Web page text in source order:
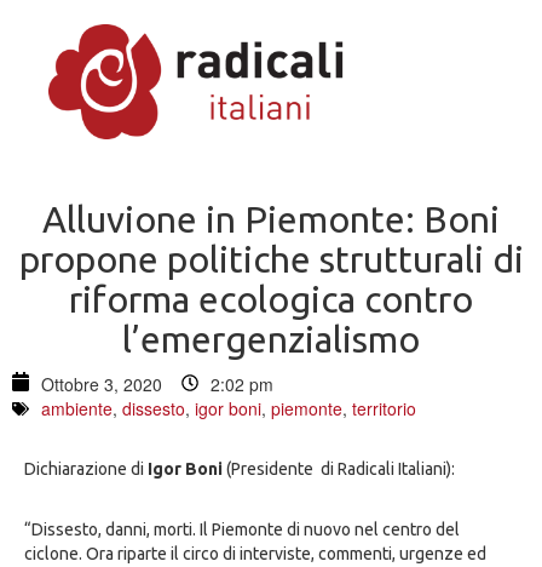
Alluvione in Piemonte: Boni
propone politiche strutturali di
riforma ecologica contro
l’emergenzialismo
Ottobre 3, 2020
2:02 pm
ambiente, dissesto, igor boni, piemonte, territorio
Dichiarazione di Igor Boni(Presidente di Radicali Italiani):
“Dissesto, danni, morti. Il Piemonte di nuovo nel centro del
ciclone. Ora riparte il circo di interviste, commenti, urgenze ed